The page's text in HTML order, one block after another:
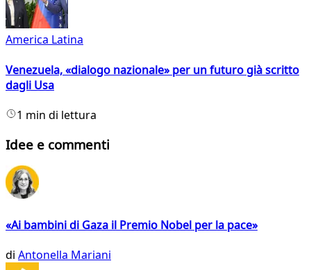
America Latina
Venezuela, «dialogo nazionale» per un futuro già scritto
dagli Usa
1 min di lettura
Idee e commenti
«Ai bambini di Gaza il Premio Nobel per la pace»
di Antonella Mariani